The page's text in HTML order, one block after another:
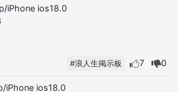
iPhone ios18.0
#浪人生掲示板 7 0
iPhone ios18.0